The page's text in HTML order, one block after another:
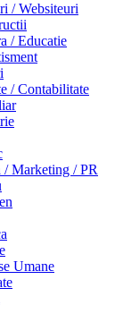
/ Websiteuri
/ Educatie
/ Contabilitate
/ Marketing / PR
Umane